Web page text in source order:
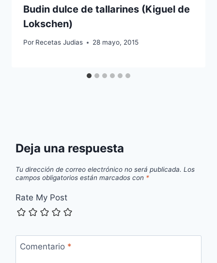
Budin dulce de tallarines (Kiguel de
Lokschen)
Por Recetas Judias 28 mayo, 2015
Deja una respuesta
Tu dirección de correo electrónico no será publicada. Los
campos obligatorios están marcados con *
Rate My Post
Comentario *